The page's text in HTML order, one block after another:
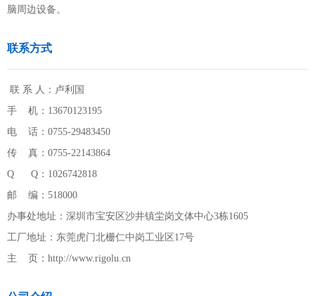
脑周边设备。
联系方式
联 系 人：卢利国
手 机：13670123195
电 话：0755-29483450
传 真：0755-22143864
Q Q：1026742818
邮 编：518000
办事处地址：深圳市宝安区沙井镇坣岗文体中心3栋1605
工厂地址：东莞虎门北栅仁中岗工业区17号
主 页：http://www.rigolu.cn